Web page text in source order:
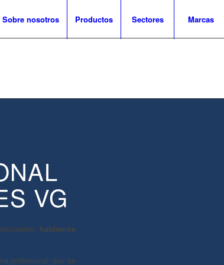
Sobre nosotros Productos Sectores Marcas
VG
hablamos
profesional que se